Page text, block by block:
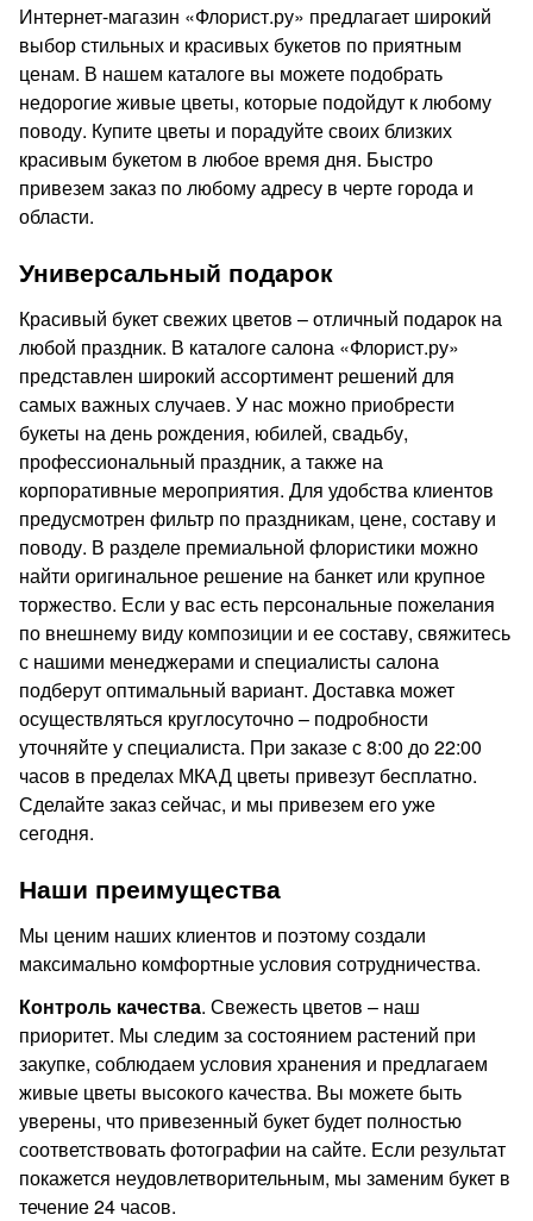
Интернет-магазин «Флорист.ру» предлагает широкий
выбор стильных и красивых букетов по приятным
ценам. В нашем каталоге вы можете подобрать
недорогие живые цветы, которые подойдут к любому
поводу. Купите цветы и порадуйте своих близких
красивым букетом в любое время дня. Быстро
привезем заказ по любому адресу в черте города и
области.
Универсальный подарок
Красивый букет свежих цветов – отличный подарок на
любой праздник. В каталоге салона «Флорист.ру»
представлен широкий ассортимент решений для
самых важных случаев. У нас можно приобрести
букеты на день рождения, юбилей, свадьбу,
профессиональный праздник, а также на
корпоративные мероприятия. Для удобства клиентов
предусмотрен фильтр по праздникам, цене, составу и
поводу. В разделе премиальной флористики можно
найти оригинальное решение на банкет или крупное
торжество. Если у вас есть персональные пожелания
по внешнему виду композиции и ее составу, свяжитесь
с нашими менеджерами и специалисты салона
подберут оптимальный вариант. Доставка может
осуществляться круглосуточно – подробности
уточняйте у специалиста. При заказе с 8:00 до 22:00
часов в пределах МКАД цветы привезут бесплатно.
Сделайте заказ сейчас, и мы привезем его уже
сегодня.
Наши преимущества
Мы ценим наших клиентов и поэтому создали
максимально комфортные условия сотрудничества.
Контроль качества. Свежесть цветов – наш
приоритет. Мы следим за состоянием растений при
закупке, соблюдаем условия хранения и предлагаем
живые цветы высокого качества. Вы можете быть
уверены, что привезенный букет будет полностью
соответствовать фотографии на сайте. Если результат
покажется неудовлетворительным, мы заменим букет в
течение 24 часов.